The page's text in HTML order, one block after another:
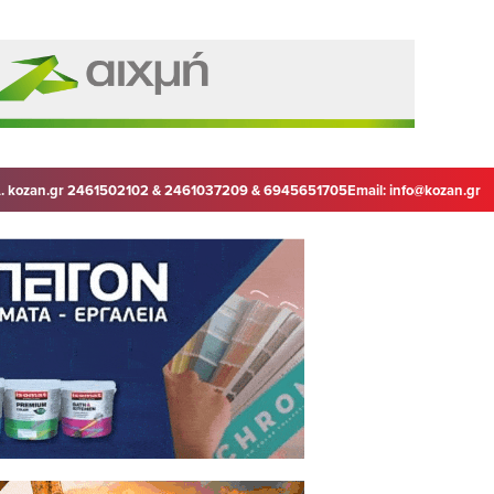
kozan.gr 2461502102 & 2461037209 & 6945651705Email:info@kozan.gr